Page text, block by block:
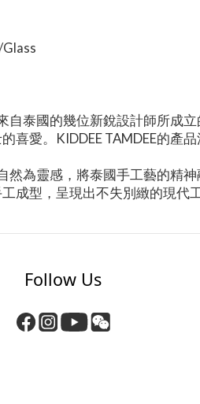
自泰國的幾位新銳設計師所成
喜愛。KIDDEE TAMDEE的產
然為靈感，將泰國手工藝的
成型，呈現出不失別緻的現代
Follow Us